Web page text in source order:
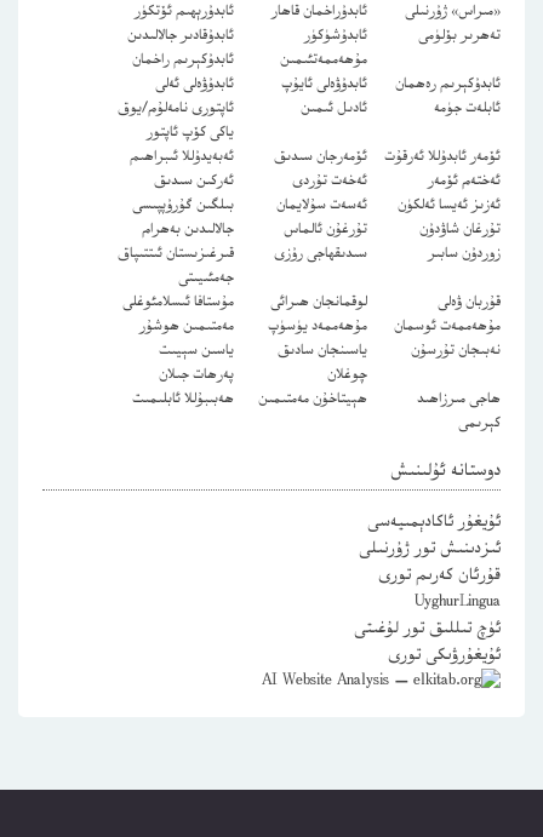
«مىراس» ژۇرنىلى
تەھرىر بۆلۈمى
ئابدۇراخمان قاھار
ئابدۇرېھىم ئۆتكۈر
ئابدۇشۈكۈر
مۇھەممەتئىمىن
ئابدۇقادىر جالالىدىن
ئابدۇكېرىم راخمان
ئابدۇكېرىم رەھمان
ئابدۇۋەلى ئايۇپ
ئابدۇۋەلى ئەلى
ئابلەت جۈمە
ئادىل ئىمىن
ئاپتورى نامەلۇم/يوق
ياكى كۆپ ئاپتور
ئۆمەر ئابدۇللا ئەرقۇت
ئۆمەرجان سىدىق
ئەبەيدۇللا ئىبراھىم
ئەختەم ئۆمەر
ئەخەت تۇردى
ئەركىن سىدىق
ئەزىز ئەيسا ئەلكۈن
ئەسەت سۇلايمان
بىلگىن گۇرۇپپىسى
تۇرغان شاۋدۇن
تۇرغۇن ئالماس
جالالىدىن بەھرام
زوردۇن سابىر
سىدىقھاجى رۇزى
قىرغىزىستان ئىتتىپاق
جەمئىيىتى
قۇربان ۋەلى
لوقمانجان ھىرائى
مۇستافا ئىسلامئوغلى
مۇھەممەت ئوسمان
مۇھەممەد يۈسۈپ
مەمتىمىن ھوشۇر
نەبىجان تۇرسۇن
ياسىنجان سادىق
چوغلان
ياسىن سېيىت
پەرھات جىلان
ھاجى مىرزاھىد
كېرىمى
ھېيتاخۇن مەمتىمىن ھەبىبۇللا ئابلىمىت
دوستانە ئۇلىنىش
ئۇيغۇر ئاكادېمىيەسى
ئىزدىنىش تور ژۇرنىلى
قۇرئان كەرىم تورى
UyghurLingua
ئۈچ تىللىق تور لۇغىتى
ئۇيغۇرۋىكى تورى